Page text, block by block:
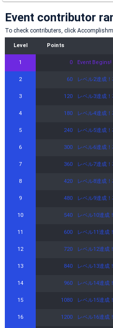
Event contributor
To check contributers, click
Level Points
1 0 Event Begins!
2 60 レベル2達成
3 120 レベル3達成
4 180 レベル4達成
5 240 レベル5達成
6 300 レベル6達成
7 360 レベル7達成
8 420 レベル8達成
9 480 レベル9達成
10 540 レベル10達成
11 600 レベル11達成
12 720 レベル12達成
13 840 レベル13達成
14 960 レベル14達成
15 1080 レベル15達成
16 1200 レベル16達成